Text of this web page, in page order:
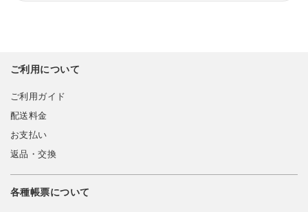
ご利用について
ご利用ガイド
配送料金
お支払い
返品・交換
各種帳票について